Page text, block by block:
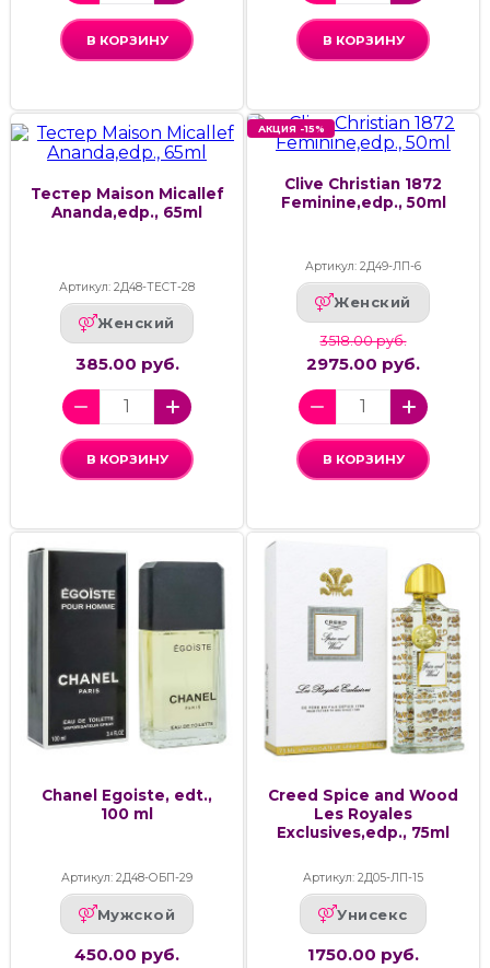
В КОРЗИНУ В КОРЗИНУ
Тестер Maison Micallef
Ananda,edp., 65ml
Артикул: 2Д48-ТЕСТ-28
Женский
385.00 руб.
В КОРЗИНУ
АКЦИЯ -15%
Clive Christian 1872
Feminine,edp., 50ml
Артикул: 2Д49-ЛП-6
Женский
3518.00 руб.
2975.00 руб.
В КОРЗИНУ
Chanel Egoiste, edt.,
100 ml
Артикул: 2Д48-ОБП-29
Мужской
450.00 руб.
Creed Spice and Wood
Les Royales
Exclusives,edp., 75ml
Артикул: 2Д05-ЛП-15
Унисекс
1750.00 руб.